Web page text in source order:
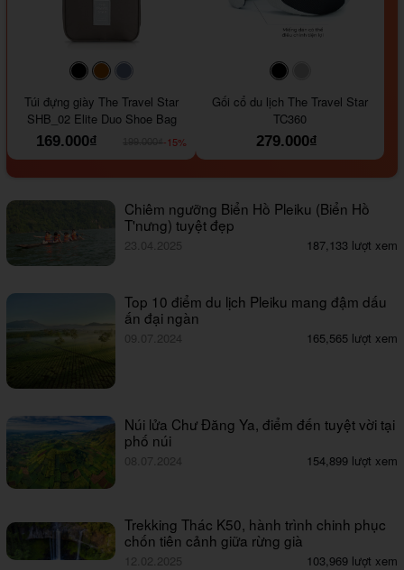
#000000#964B00
Túi đựng giày The Travel Star
SHB_02 Elite Duo Shoe Bag
169.000₫
-15%
Gối cổ du lịch The Travel Star
TC360
279.000₫
Chiêm ngưỡng Biển Hồ Pleiku (Biển Hồ
T'nưng) tuyệt đẹp
23.04.2025 187,133 lượt xem
Top 10 điểm du lịch Pleiku mang đậm dấu
ấn đại ngàn
09.07.2024 165,565 lượt xem
Núi lửa Chư Đăng Ya, điểm đến tuyệt vời tại
phố núi
08.07.2024 154,899 lượt xem
Trekking Thác K50, hành trình chinh phục
chốn tiên cảnh giữa rừng già
12.02.2025 103,969 lượt xem